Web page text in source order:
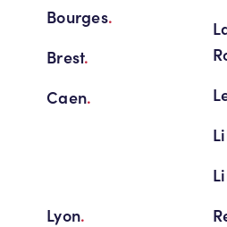
Bourges.
Brest.
Caen.
Lyon.